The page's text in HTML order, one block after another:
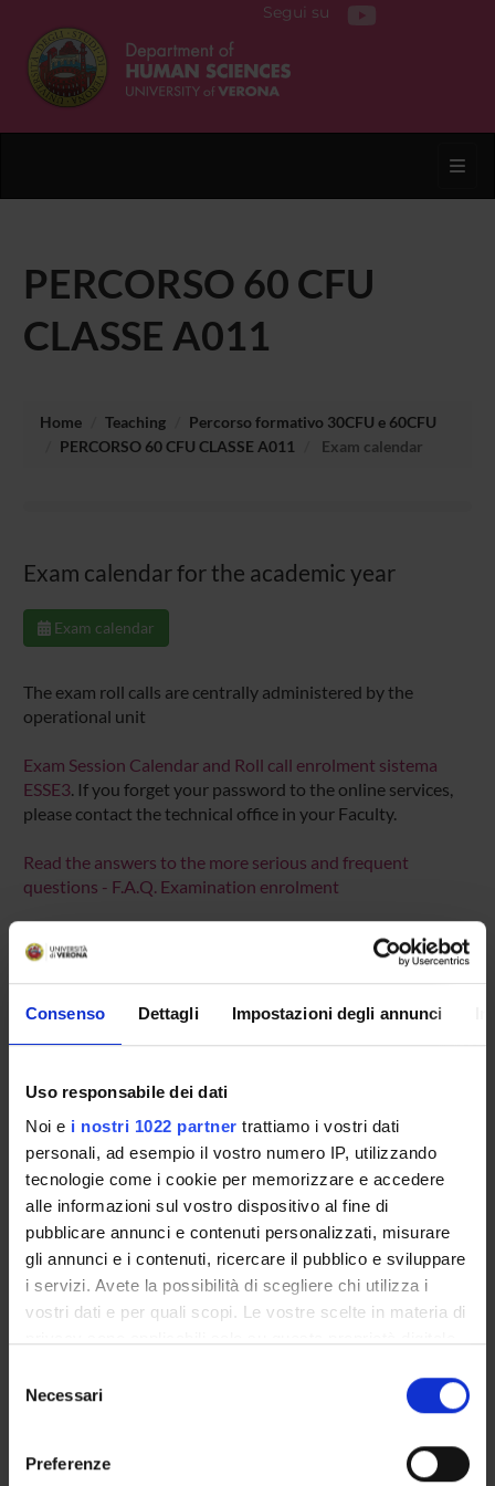
Consenso Dettagli Impostazioni degli annunci
Uso responsabile dei dati
Noi e i nostri 1022 partner trattiamo i vostri dati
personali, ad esempio il vostro numero IP, utilizzando
tecnologie come i cookie per memorizzare e accedere
alle informazioni sul vostro dispositivo al fine di
pubblicare annunci e contenuti personalizzati, misurare
gli annunci e i contenuti, ricercare il pubblico e sviluppare
i servizi. Avete la possibilità di scegliere chi utilizza i
vostri dati e per quali scopi. Le vostre scelte in materia di
modificare o revocare il proprio consenso in qualsiasi
momento dalla Dichiarazione sui cookie o facendo clic
delNecessari
Preferenze
Segui su
PERCORSO 60 CFU
CLASSE A011
Home Teaching
Percorso formativo 30CFU e 60CFU
PERCORSO 60 CFU CLASSE A011
Exam calendar
Exam calendar for the academic year
Exam calendar
The exam roll calls are centrally administered by the
operational unit
Exam Session Calendar and Roll call enrolment sistema
ESSE3. If you forget your password to the online services,
please contact the technical office in your Faculty.
Read the answers to the more serious and frequent
questions - F.A.Q. Examination enrolment
Overview
Enrolment Policy
Academic Calendar
Lesson timetable
Degree Programme
Exam calendar
Notices
Thesis and internship proposals
Faculty staff
PHD PROGRAMMES AND POSTGRADUATE